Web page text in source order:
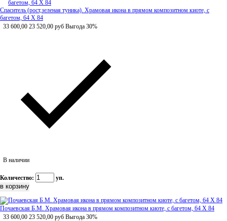
Спаситель (рост,зеленая туника). Храмовая икона в прямом композитном киоте, с
багетом, 64 Х 84
33 600,00 23 520,00 руб Выгода 30%
В наличии
Количество: уп.
Почаевская Б.М. Храмовая икона в прямом композитном киоте, с багетом, 64 Х 84
33 600,00 23 520,00 руб Выгода 30%